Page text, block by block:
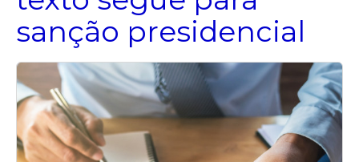
sanção presidencial